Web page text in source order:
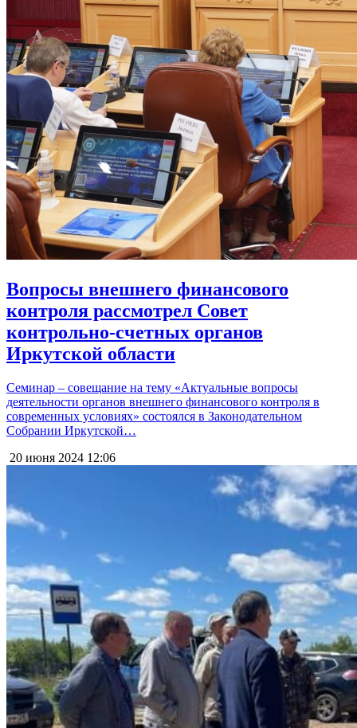
Вопросы внешнего финансового
контроля рассмотрел Совет
контрольно-счетных органов
Иркутской области
Семинар – совещание на тему «Актуальные вопросы
деятельности органов внешнего финансового контроля в
современных условиях» состоялся в Законодательном
Собрании Иркутской…
20 июня 2024 12:06